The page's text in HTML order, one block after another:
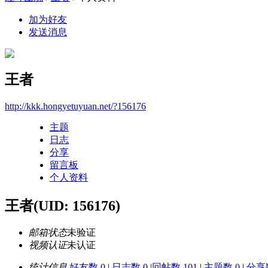
加为好友
发送消息
王者
http://kkk.hongyetuyuan.net/?156176
主题
日志
分享
留言板
个人资料
王者(UID: 156176)
邮箱状态未验证
视频认证未认证